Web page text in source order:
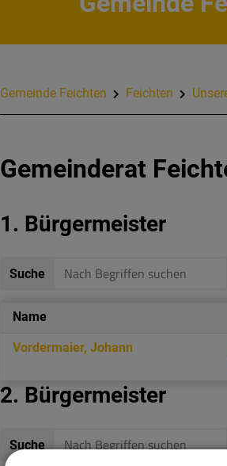
Gemeinde Feichten Feichten
Gemeinderat
1. Bürgermeister
Suche
Name
Vordermaier, Johann
2. Bürgermeister
Suche